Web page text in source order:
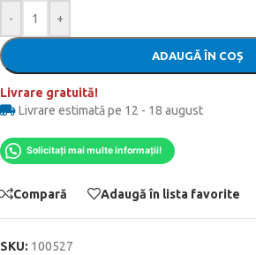
- +
ADAUGĂ ÎN COȘ
Livrare gratuită!
Livrare estimată pe 12 - 18 august
Solicitați mai multe informații!
Compară Adaugă în lista favorite
SKU: 100527